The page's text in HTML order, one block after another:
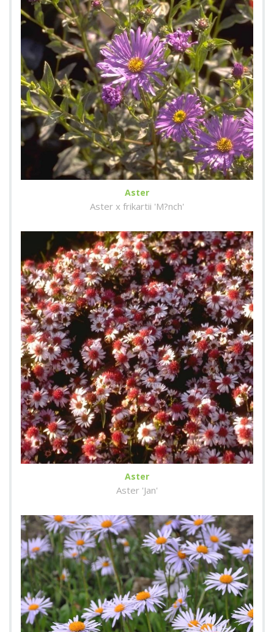
Aster
Aster x frikartii 'M?nch'
Aster
Aster 'Jan'